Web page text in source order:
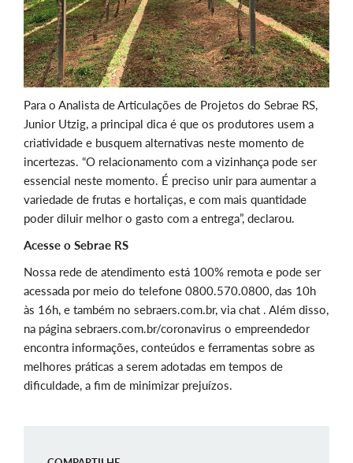
Para o Analista de Articulações de Projetos do Sebrae RS,
Junior Utzig, a principal dica é que os produtores usem a
criatividade e busquem alternativas neste momento de
incertezas. “O relacionamento com a vizinhança pode ser
essencial neste momento. É preciso unir para aumentar a
variedade de frutas e hortaliças, e com mais quantidade
poder diluir melhor o gasto com a entrega”, declarou.
Acesse o Sebrae RS
Nossa rede de atendimento está 100% remota e pode ser
acessada por meio do telefone 0800.570.0800, das 10h
às 16h, e também no sebraers.com.br, via chat . Além disso,
na página sebraers.com.br/coronavirus o empreendedor
encontra informações, conteúdos e ferramentas sobre as
melhores práticas a serem adotadas em tempos de
dificuldade, a fim de minimizar prejuízos.